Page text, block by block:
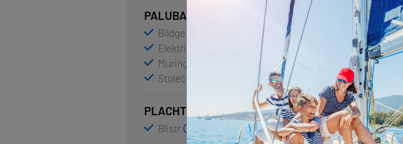
PALUBA
Bildge čerpadlo – Mechanické
Elektrický kotevní vrátek
Fendry Hlavní kotva
Muringový hák
Nafukovací člun Přívěsný motor
Stoleček v kokpitě
Venkovní sprcha na zádi
PLACHTY
Blistr Spinnakrový peň